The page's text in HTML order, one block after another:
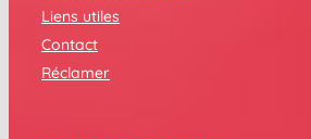
Liens utiles
Contact
Réclamer